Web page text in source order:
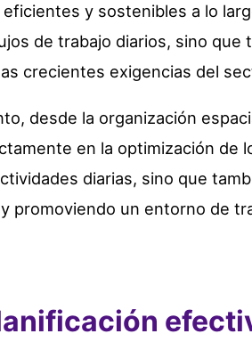
y sostenibles a lo
de trabajo diarios, sino
crecientes exigencias del
desde la organización
en la optimización de
diarias, sino que
promoviendo un entorno de